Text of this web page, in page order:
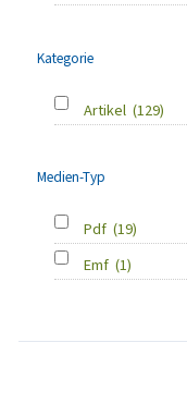
Kategorie
Artikel (129)
Medien-Typ
Pdf (19)
Emf (1)